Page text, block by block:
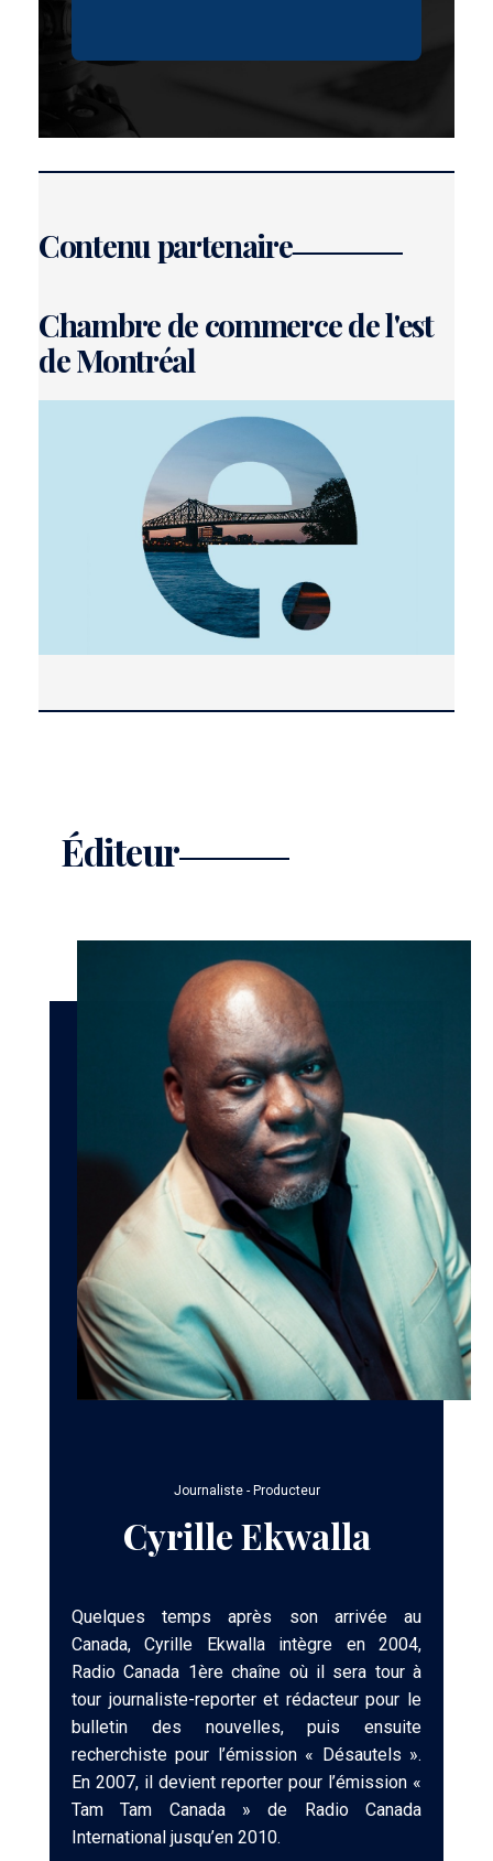
Contenu partenaire
Chambre de commerce de l'est
de Montréal
Éditeur
Journaliste - Producteur
Cyrille Ekwalla
Quelques temps après son arrivée au
Canada, Cyrille Ekwalla intègre en 2004,
Radio Canada 1ère chaîne où il sera tour à
tour journaliste-reporter et rédacteur pour le
bulletin des nouvelles, puis ensuite
recherchiste pour l’émission « Désautels ».
En 2007, il devient reporter pour l’émission «
Tam Tam Canada » de Radio Canada
International jusqu’en 2010.